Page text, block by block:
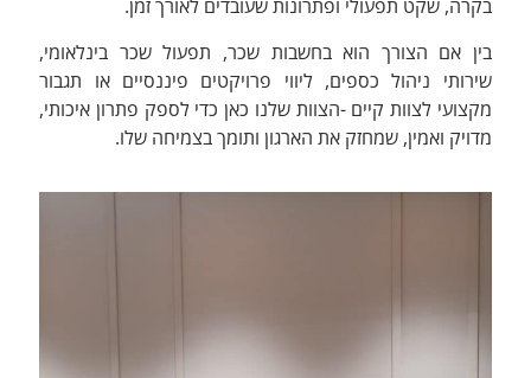
בקרה, שקט תפעולי ופתרונות שעובדים לאורך זמן.
בין אם הצורך הוא בחשבות שכר, תפעול שכר בינלאומי,
שירותי ניהול כספים, ליווי פרויקטים פיננסיים או תגבור
מקצועי לצוות קיים -הצוות שלנו כאן כדי לספק פתרון איכותי,
מדויק ואמין, שמחזק את הארגון ותומך בצמיחה שלו.